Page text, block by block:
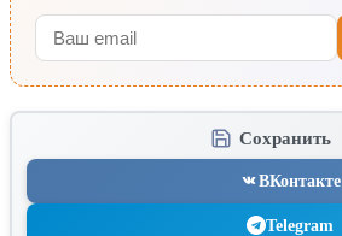
Сохранить
ВКонтакте
Telegram